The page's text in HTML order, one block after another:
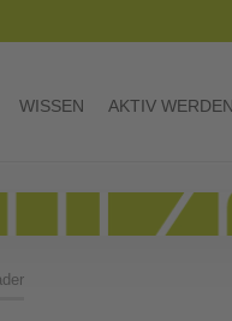
WISSEN AKTIV WERDEN